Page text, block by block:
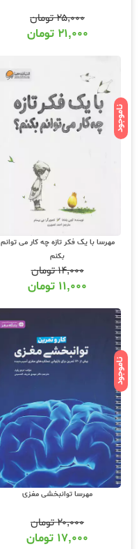
۲۵,۰۰۰تومان
۲۱,۰۰۰ تومان
ناموجود
مهرسا با یک فکر تازه چه کار می توانم
بکنم
۱۴,۰۰۰تومان
۱۱,۰۰۰ تومان
ناموجود
مهرسا توانبخشی مغزی
۲۰,۰۰۰تومان
۱۷,۰۰۰ تومان